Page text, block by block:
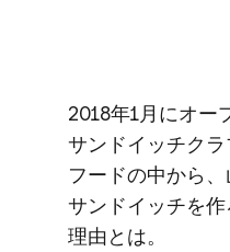
2018年1月に​オー
サンドイッチク
フードの​中から
サンドイッチを​
理由とは。